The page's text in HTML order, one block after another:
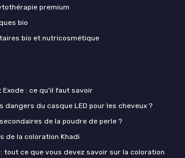
premium
bio
bio et nutricosmétique
: ce qu'il faut savoir
dangers du casque LED pour les cheveux ?
de la poudre de perle ?
de la coloration Khadi
tout ce que vous devez savoir sur la coloration